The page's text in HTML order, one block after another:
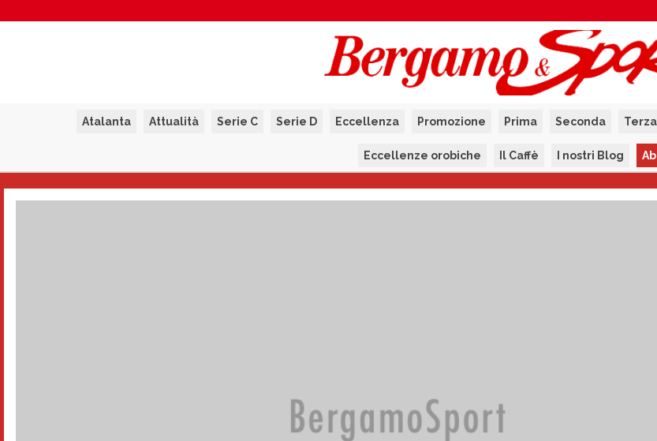
Atalanta Attualità Serie C Serie D Eccellenza Promozione Prima Seconda Terza
Eccellenze orobiche Il Caffè I nostri Blog